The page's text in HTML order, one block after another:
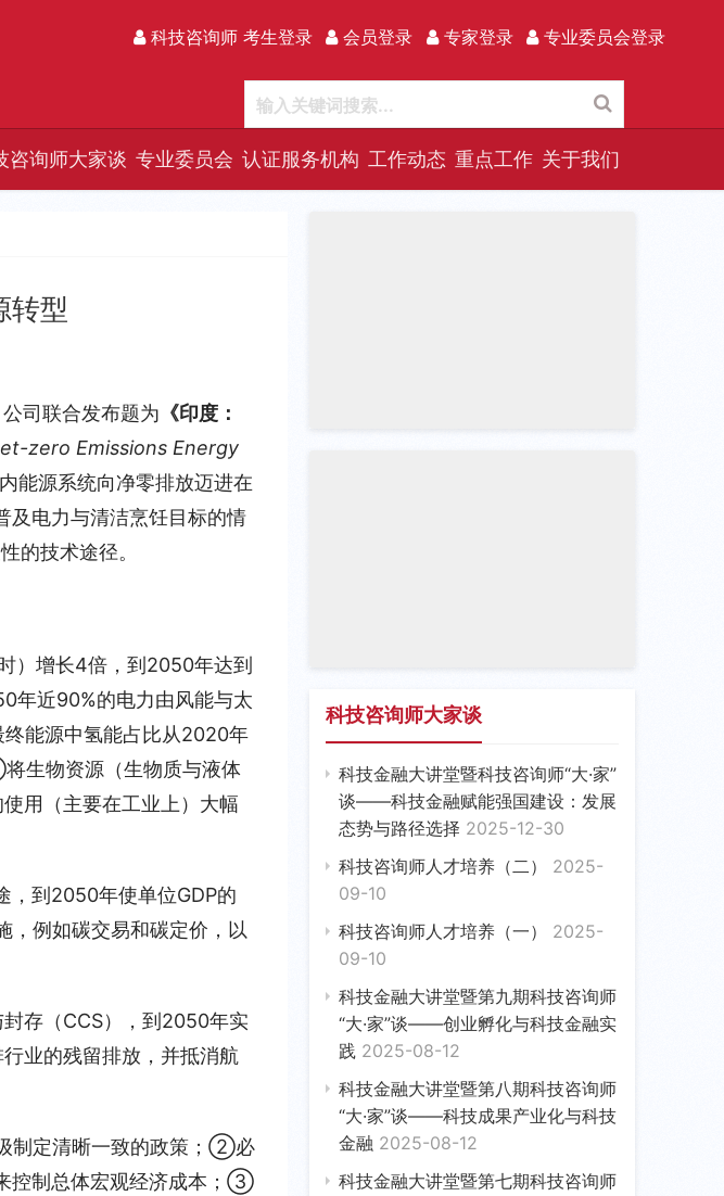
科技咨询师 考生登录 会员登录 专家登录 专业委员会登录
咨询师大家谈 专业委员会 认证服务机构 工作动态 重点工作 关于我们
转型
司联合发布题为 《印度：
zero Emissions Energy
能源系统向净零排放迈进在
及电力与清洁烹饪目标的情
的技术途径。
增长4倍，到2050年达到
近90%的电力由风能与太
能源中氢能占比从2020年
生物资源（生物质与液体
用（主要在工业上）大幅
到2050年使单位GDP的
例如碳交易和碳定价，以
存（CCS），到2050年实
业的残留排放，并抵消航
制定清晰一致的政策；②必
控制总体宏观经济成本；③
科技咨询师大家谈
科技金融大讲堂暨科技咨询师“大·家”
谈——科技金融赋能强国建设：发展
态势与路径选择 2025-12-30
科技咨询师人才培养（二） 2025-
09-10
科技咨询师人才培养（一） 2025-
09-10
科技金融大讲堂暨第九期科技咨询师
“大·家”谈——创业孵化与科技金融实
践 2025-08-12
科技金融大讲堂暨第八期科技咨询师
“大·家”谈——科技成果产业化与科技
金融 2025-08-12
科技金融大讲堂暨第七期科技咨询师